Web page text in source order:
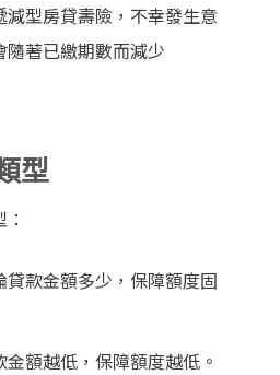
減型房貸壽險，不幸發生意
隨著已繳期數而減少
型
貸款金額多少，保障額度固
額越低，保障額度越低。